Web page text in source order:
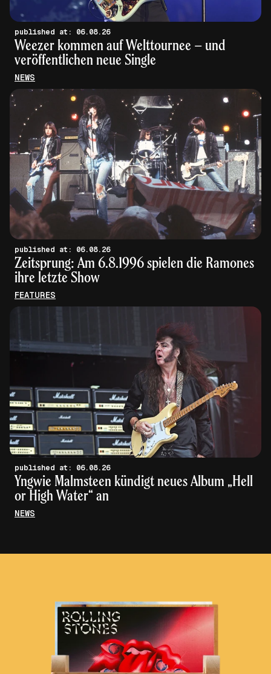
published at: 06.08.26
Weezer kommen auf Welttournee – und
veröffentlichen neue Single
NEWS
published at: 06.08.26
Zeitsprung: Am 6.8.1996 spielen die Ramones
ihre letzte Show
FEATURES
published at: 06.08.26
Yngwie Malmsteen kündigt neues Album „Hell
or High Water“ an
NEWS